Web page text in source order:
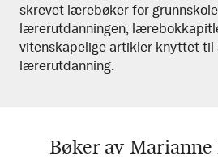
skrevet lærebøker for
lærerutdanningen,
vitenskapelige artikler knyttet til
lærerutdanning.
Bøker av